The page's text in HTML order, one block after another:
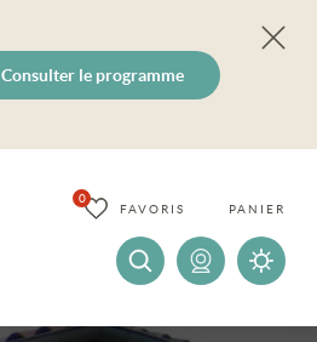
Consulter le programme
FAVORIS
0
PANIER